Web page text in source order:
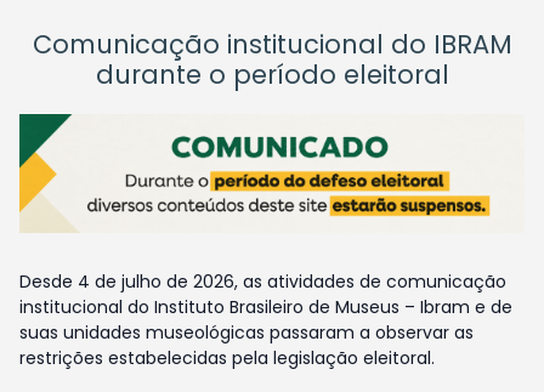
Comunicação institucional do IBRAM
durante o período eleitoral
Desde 4 de julho de 2026, as atividades de comunicação
institucional do Instituto Brasileiro de Museus – Ibram e de
suas unidades museológicas passaram a observar as
restrições estabelecidas pela legislação eleitoral.